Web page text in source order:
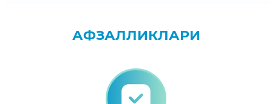
АФЗАЛЛИКЛАРИ